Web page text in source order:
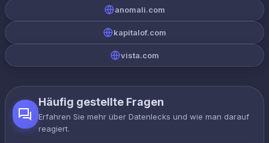
anomali.com
kapitalof.com
vista.com
Häufig gestellte Fragen
Erfahren Sie mehr über Datenlecks und wie man darauf
reagiert.